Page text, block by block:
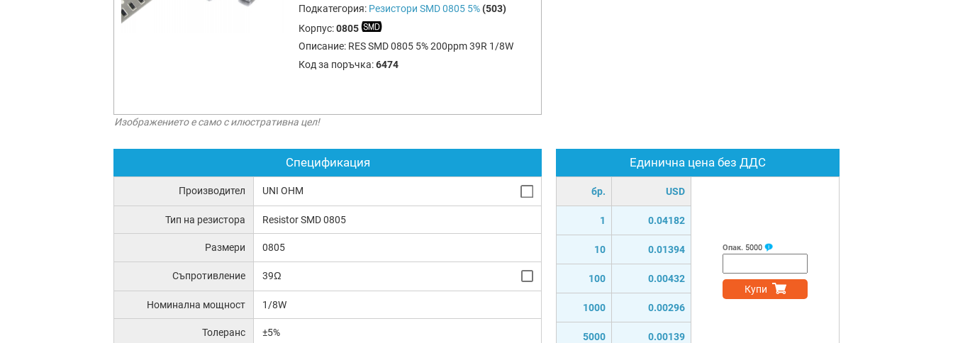
Подкатегория: Резистори SMD 0805 5% (503)
Корпус:0805
Описание: RES SMD 0805 5% 200ppm 39R 1/8W
Код за поръчка:6474
Изображението е само с илюстративна цел!
Спецификация
Производител UNI OHM
Тип на резистора Resistor SMD 0805
Размери 0805
Съпротивление 39Ω
Номинална мощност 1/8W
Толеранс ±5%
Единична цена без ДДС
бр. USD
1 0.04182
10 0.01394
100 0.00432
1000 0.00296
5000 0.00139
Опак. 5000
Купи